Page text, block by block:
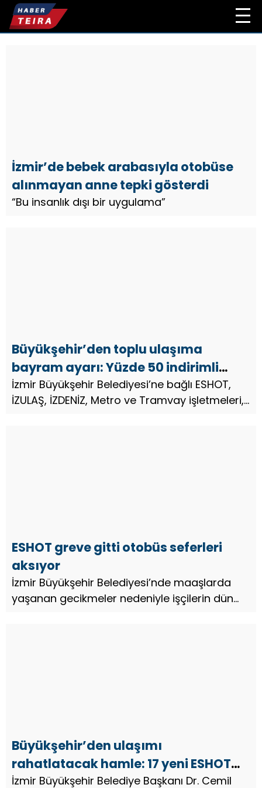
İzmir’de bebek arabasıyla otobüse
alınmayan anne tepki gösterdi
“Bu insanlık dışı bir uygulama”
Büyükşehir’den toplu ulaşıma
bayram ayarı: Yüzde 50 indirimli
olacak!
İzmir Büyükşehir Belediyesi’ne bağlı ESHOT,
İZULAŞ, İZDENİZ, Metro ve Tramvay işletmeleri,
ESHOT greve gitti otobüs seferleri
aksıyor
İzmir Büyükşehir Belediyesi’nde maaşlarda
yaşanan gecikmeler nedeniyle işçilerin dün
Büyükşehir’den ulaşımı
rahatlatacak hamle: 17 yeni ESHOT
hattı!
İzmir Büyükşehir Belediye Başkanı Dr. Cemil